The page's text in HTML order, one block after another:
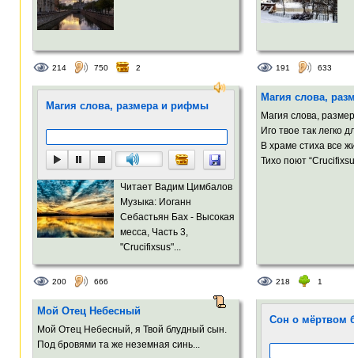
214 750 2 191 633
Магия слова, размера и рифмы
Читает Вадим Цимбалов
Музыка: Иоганн
Себастьян Бах - Высокая
месса, Часть 3,
"Crucifixsus"...
200 666
Магия слова,
Магия слова,
Иго твое так легко
В храме стиха все
Тихо поют
218 1
Мой Отец Небесный
Мой Отец Небесный, я Твой блудный сын.
Под бровями та же неземная синь...
Сон о мёртвом